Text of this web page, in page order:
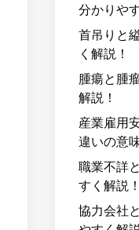
分かりや
首吊りと
く解説！
腫瘍と腫
解説！
産業雇用
違いの意
職業不詳
すく解説！
協力会社